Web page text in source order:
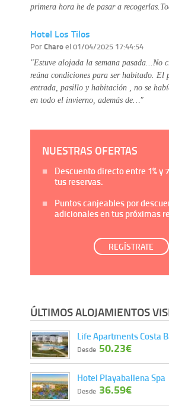
primera hora he de pasar a
Hotel Los Tilos
PorCharoel 01/04/2025 17:44:54
"Estuve alojada la semana pasada...No
reúna condiciones para ser habitado. El
entrada, pasillo y habitación , no se
en todo el invierno, además de…"
NUESTRAS OFERTAS
Descuento directo entre 1%y
tus reservas.
Puntos canjeables por
adicionales en tus próximas
REGÍSTRATE
ÚLTIMOS ALOJAMIENTOS
Life Apartments Costa
Desde 50.23€
Hotel Playaballena Spa
Desde 36.59€